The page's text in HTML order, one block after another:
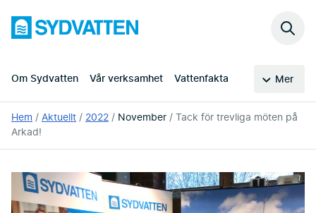
huvudinnehållet
Sydvatten
Om Sydvatten Vår verksamhet Vattenfakta Mer
Sök
Du
är
här:
Hem Aktuellt 2022 November
Tack för trevliga möten på
Arkad!